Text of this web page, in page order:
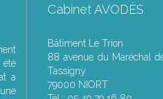
a
Cabinet AVODÈS
Bâtiment Le Trion
88 avenue du Maréchal
Tassigny
79000 NIORT